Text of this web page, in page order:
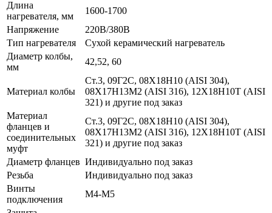
Длина
нагревателя, мм
1600-1700
Напряжение
220В/380В
Тип нагревателя
Сухой керамический нагреватель
Диаметр колбы,
мм
42,52, 60
Материал колбы
Ст.3, 09Г2С, 08Х18Н10 (AISI 304),
08Х17Н13М2 (AISI 316), 12Х18Н10Т (AISI
321) и другие под заказ
Материал
фланцев и
соединительных
муфт
Ст.3, 09Г2С, 08Х18Н10 (AISI 304),
08Х17Н13М2 (AISI 316), 12Х18Н10Т (AISI
321) и другие под заказ
Диаметр фланцев Индивидуально под заказ
Резьба
Индивидуально под заказ
Винты
подключения
М4-М5